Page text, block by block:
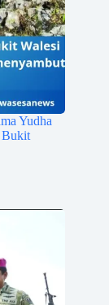
Yudha
Bukit